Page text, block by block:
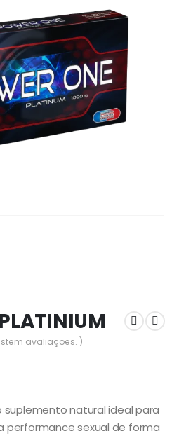
avaliações. )
suplemento natural ideal para
performance sexual de forma